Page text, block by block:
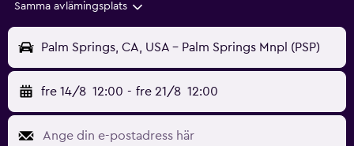
Samma avlämingsplats
Palm Springs, CA, USA - Palm Springs Mnpl (PSP)
fre 14/8 12:00 - fre 21/8 12:00